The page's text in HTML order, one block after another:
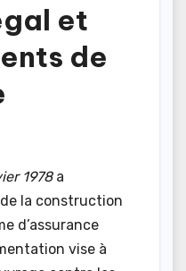
et
de
1978a
la construction
d’assurance
vise à